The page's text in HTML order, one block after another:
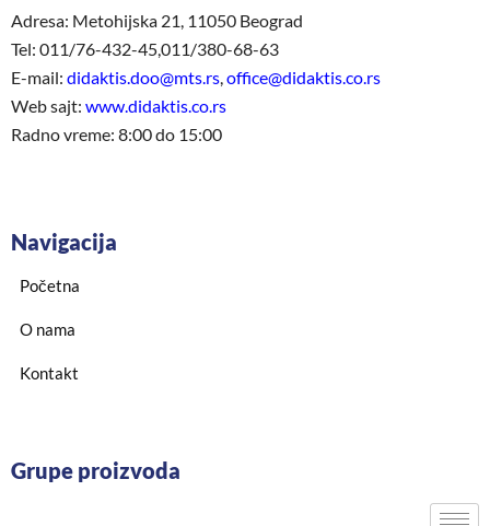
Adresa: Metohijska 21, 11050 Beograd
Tel: 011/76-432-45,011/380-68-63
E-mail: didaktis.doo@mts.rs office@didaktis.co.rs
Web sajt: www.didaktis.co.rs
Radno vreme: 8:00 do 15:00
Navigacija
Početna
O nama
Kontakt
Grupe proizvoda